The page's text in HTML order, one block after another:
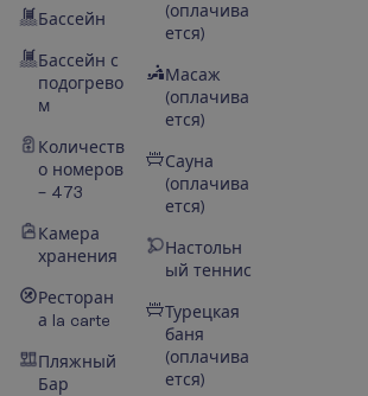
Бассейн
Бассейн с
подогрево
м
Количеств
о номеров
– 473
Камера
хранения
Ресторан
а la carte
Пляжный
Бар
(оплачива
ется)
Масаж
(оплачива
ется)
Сауна
(оплачива
ется)
Настольн
ый теннис
Турецкая
баня
(оплачива
ется)